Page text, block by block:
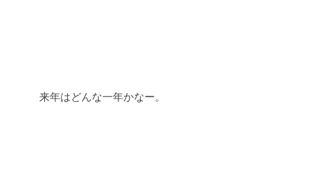
来年はどんな一年かなー。